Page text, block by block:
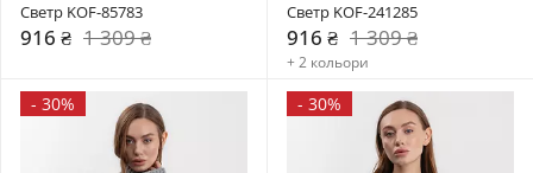
Светр KOF-85783
916 ₴ 1 309 ₴
Светр KOF-241285
916 ₴ 1 309 ₴
+ 2 кольори
- 30% - 30%